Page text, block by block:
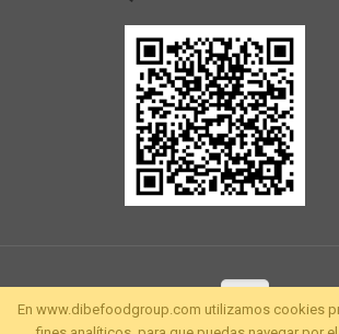
En www.dibefoodgroup.com utilizamos cookies